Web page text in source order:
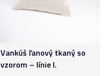
Vankúš ľanový tkaný so
vzorom – línie I.